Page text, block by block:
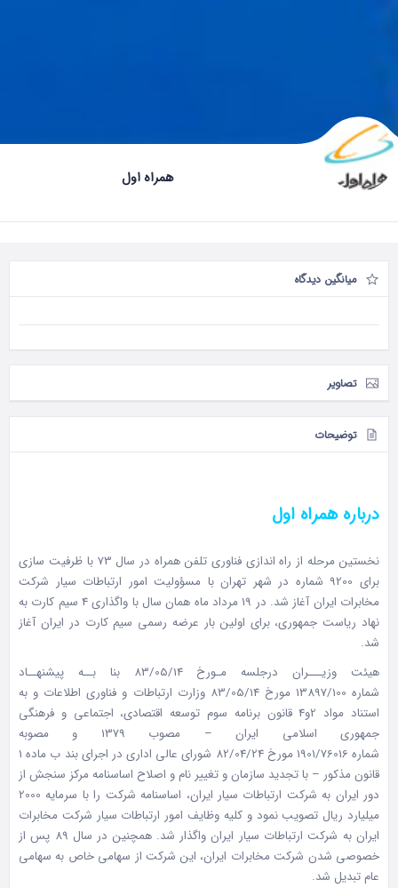
همراه اول
میانگین دیدگاه
تصاویر
توضیحات
درباره همراه اول
نخستین مرحله از راه اندازی فناوری تلفن همراه در سال 73 با ظرفیت سازی
برای 9200 شماره در شهر تهران با مسؤولیت امور ارتباطات سیار شرکت
مخابرات ایران آغاز شد. در 19 مرداد ماه همان سال با واگذاری 4 سیم کارت به
نهاد ریاست جمهوری، برای اولین بار عرضه رسمی سیم کارت در ایران آغاز
شد.
هیئت وزیـــران درجلسه مـورخ83/05/14 بنا بــه پیشنهــاد
شماره 13897/100 مورخ83/05/14 وزارت ارتباطات و فناوری اطلاعات و به
استناد مواد 2و4 قانون برنامه سوم توسعه اقتصادی، اجتماعی و فرهنگی
جمهوری اسلامی ایران – مصوب 1379 و مصوبه
شماره 1901/76016 مورخ82/04/24
شورای عالی اداری در اجرای بند ب ماده 1
قانون مذكور – با تجدید سازمان و تغییر نام و اصلاح اساسنامه مركز سنجش از
دور ایران به شركت ارتباطات سیار ایران، اساسنامه شركت را با سرمایه 2000
میلیارد ریال تصویب نمود و کلیه وظایف امور ارتباطات سیار شرکت مخابرات
ایران به شرکت ارتباطات سیار ایران واگذار شد. همچنین در سال 89 پس از
خصوصی شدن شرکت مخابرات ایران، این شرکت از سهامی خاص به سهامی
عام تبدیل شد.